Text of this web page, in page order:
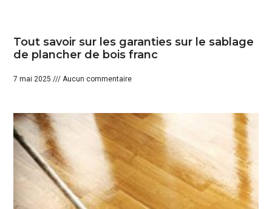
Tout savoir sur les garanties sur le sablage
de plancher de bois franc
7 mai 2025 Aucun commentaire